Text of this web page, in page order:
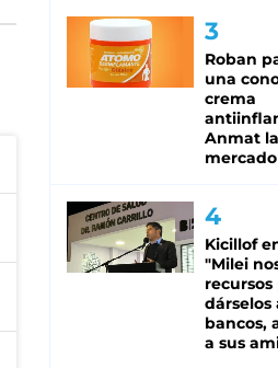
Roban
una
crema
Anmat
mercado
Kicillof
"Milei
recursos
dárselos
bancos,
a sus